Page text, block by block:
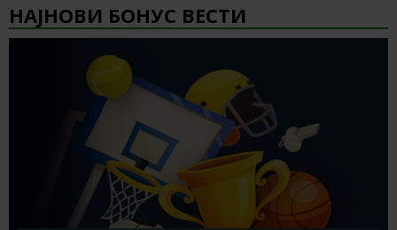
НАЈНОВИ БОНУС ВЕСТИ